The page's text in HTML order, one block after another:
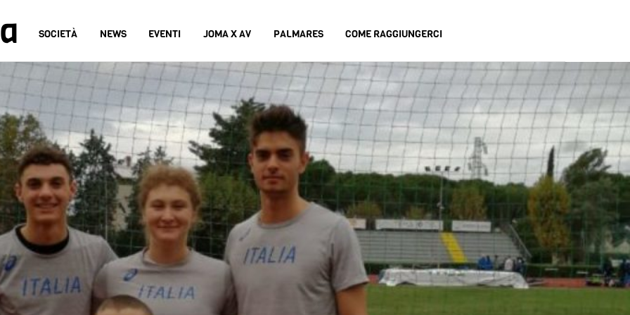
SOCIETÀ NEWS EVENTI JOMA X AV PALMARES COME RAGGIUNGERCI